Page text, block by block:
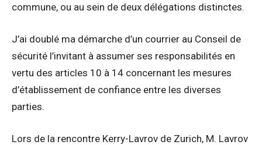
commune, ou au sein de deux délégations distinctes.
J’ai doublé ma démarche d’un courrier au Conseil de
sécurité l’invitant à assumer ses responsabilités en
vertu des articles 10 à 14 concernant les mesures
d’établissement de confiance entre les diverses
parties.
Lors de la rencontre Kerry-Lavrov de Zurich, M. Lavrov